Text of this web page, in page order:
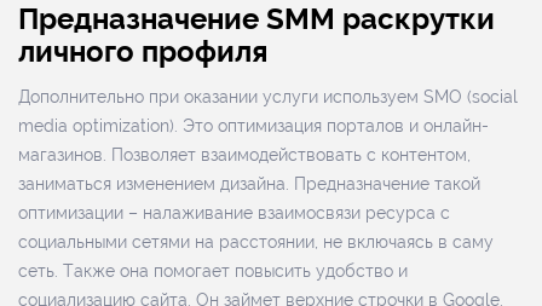
Предназначение SMM раскрутки
личного профиля
Дополнительно при оказании услуги используем SMO (social
media optimization). Это оптимизация порталов и онлайн-
магазинов. Позволяет взаимодействовать с контентом,
заниматься изменением дизайна. Предназначение такой
оптимизации – налаживание взаимосвязи ресурса с
социальными сетями на расстоянии, не включаясь в саму
сеть. Также она помогает повысить удобство и
социализацию сайта. Он займет верхние строчки в Google.